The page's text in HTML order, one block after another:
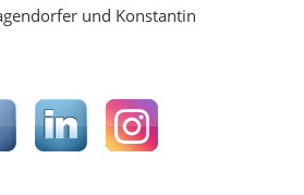
und Konstantin